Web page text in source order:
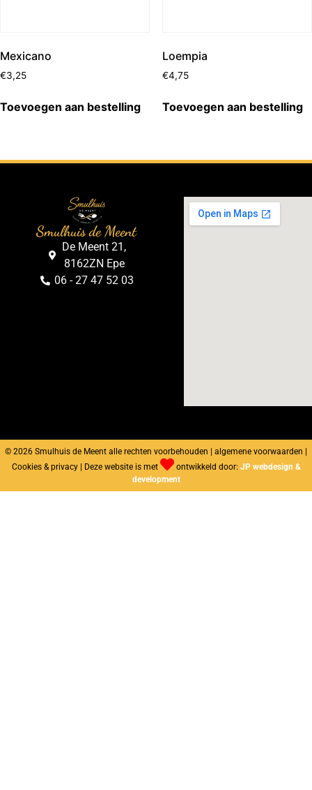
Mexicano
€3,25
Toevoegen aan bestelling
Loempia
€4,75
Toevoegen aan bestelling
Smulhuis de Meent
De Meent 21,
8162ZN Epe
06 - 27 47 52 03
© 2026 Smulhuis de Meent alle rechten voorbehouden | algemene voorwaarden |
Cookies & privacy | Deze website is met
ontwikkeld door: JP webdesign &
development